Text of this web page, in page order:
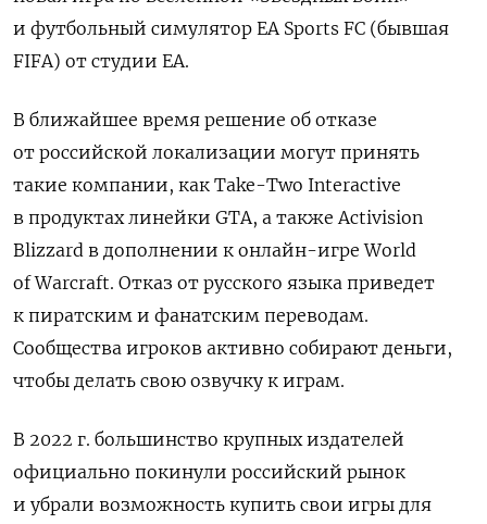
и футбольный симулятор EA Sports FC (бывшая
FIFA) от студии EA.
В ближайшее время решение об отказе
от российской локализации могут принять
такие компании, как Take-Two Interactive
в продуктах линейки GTA, а также Activision
Blizzard в дополнении к онлайн-игре World
of Warcraft. Отказ от русского языка приведет
к пиратским и фанатским переводам.
Сообщества игроков активно собирают деньги,
чтобы делать свою озвучку к играм.
В 2022 г. большинство крупных издателей
официально покинули российский рынок
и убрали возможность купить свои игры для